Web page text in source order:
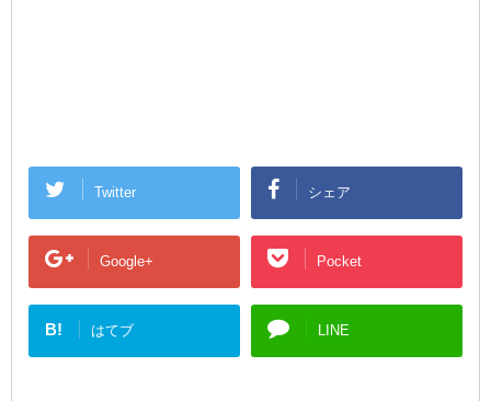
Twitter シェア
Google+ Pocket
B! はてブ LINE